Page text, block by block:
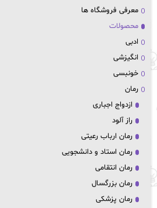
معرفی فروشگاه ها
محصولات
ادبی
انگیزشی
خونبسی
رمان
ازدواج اجباری
راز آلود
رمان ارباب رعیتی
رمان استاد و دانشجویی
رمان انتقامی
رمان بزرگسال
رمان پزشکی